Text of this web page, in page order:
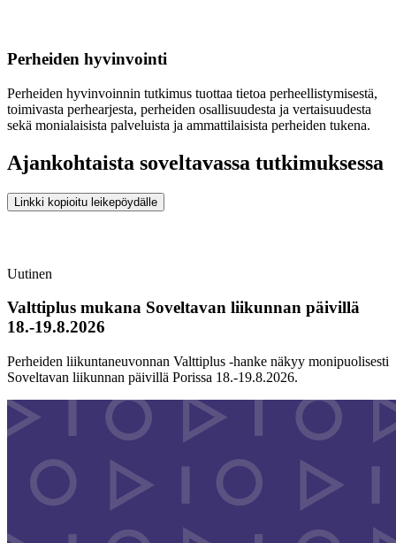
Perheiden hyvinvointi
Perheiden hyvinvoinnin tutkimus tuottaa tietoa perheellistymisestä,
toimivasta perhearjesta, perheiden osallisuudesta ja vertaisuudesta
sekä monialaisista palveluista ja ammattilaisista perheiden tukena.
Ajankohtaista soveltavassa tutkimuksessa
Linkki kopioitu leikepöydälle
Uutinen
Valttiplus mukana Soveltavan liikunnan päivillä
18.-19.8.2026
Perheiden liikuntaneuvonnan Valttiplus -hanke näkyy monipuolisesti
Soveltavan liikunnan päivillä Porissa 18.-19.8.2026.